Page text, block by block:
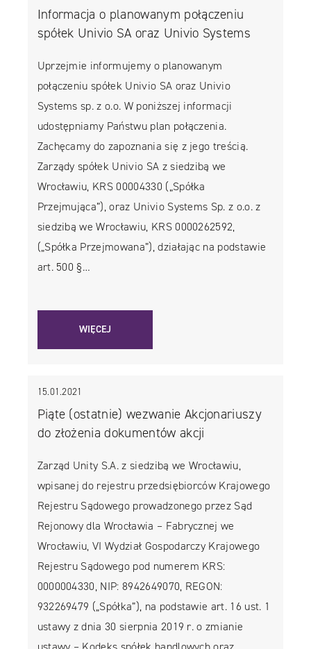
Informacja o planowanym połączeniu
spółek Univio SA oraz Univio Systems
Uprzejmie informujemy o planowanym
połączeniu spółek Univio SA oraz Univio
Systems sp. z o.o. W poniższej informacji
udostępniamy Państwu plan połączenia.
Zachęcamy do zapoznania się z jego treścią.
Zarządy spółek Univio SA z siedzibą we
Wrocławiu, KRS 00004330 („Spółka
Przejmująca”), oraz Univio Systems Sp. z o.o. z
siedzibą we Wrocławiu, KRS 0000262592,
(„Spółka Przejmowana”), działając na podstawie
art. 500 §…
WIĘCEJ
15.01.2021
Piąte (ostatnie) wezwanie Akcjonariuszy
do złożenia dokumentów akcji
Zarząd Unity S.A. z siedzibą we Wrocławiu,
wpisanej do rejestru przedsiębiorców Krajowego
Rejestru Sądowego prowadzonego przez Sąd
Rejonowy dla Wrocławia – Fabrycznej we
Wrocławiu, VI Wydział Gospodarczy Krajowego
Rejestru Sądowego pod numerem KRS:
0000004330, NIP: 8942649070, REGON:
932269479 („Spółka”), na podstawie art. 16 ust. 1
ustawy z dnia 30 sierpnia 2019 r. o zmianie